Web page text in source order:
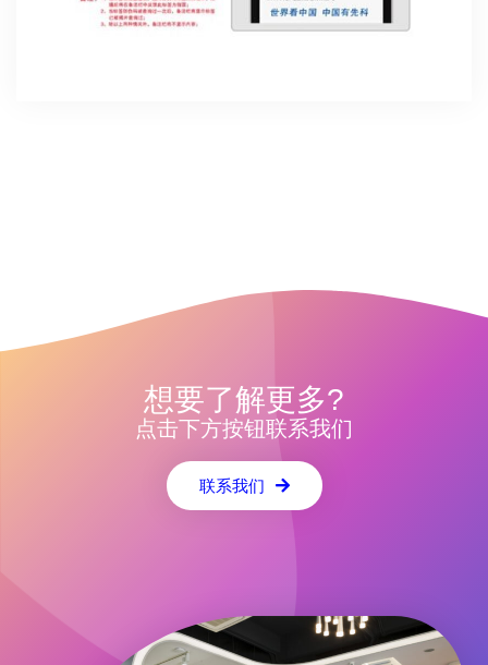
想要了解更多?
点击下方按钮联系我们
联系我们